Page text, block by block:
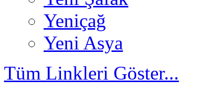
Yeniçağ
Yeni Asya
Tüm Linkleri Göster...